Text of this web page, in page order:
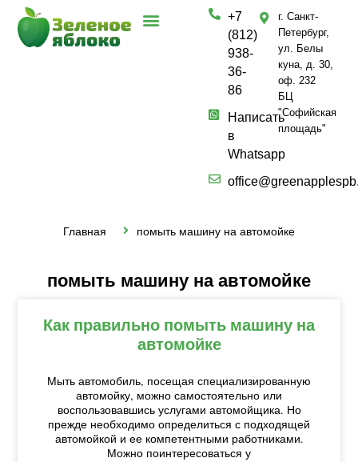
+7
(812)
938-
36-
86
Написать
в
Whatsapp
г. Санкт-
Петербург,
ул. Белы
куна, д. 30,
оф. 232
БЦ
"Софийская
площадь"
Главная помыть машину на автомойке
помыть машину на автомойке
Как правильно помыть машину на
автомойке
Мыть автомобиль, посещая специализированную
автомойку, можно самостоятельно или
воспользовавшись услугами автомойщика. Но
прежде необходимо определиться с подходящей
автомойкой и ее компетентными работниками.
Можно поинтересоваться у